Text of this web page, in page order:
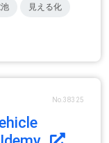
見える化
No.38325